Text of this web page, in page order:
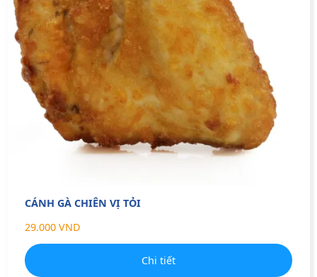
CÁNH GÀ CHIÊN VỊ TỎI
29.000 VND
Chi tiết